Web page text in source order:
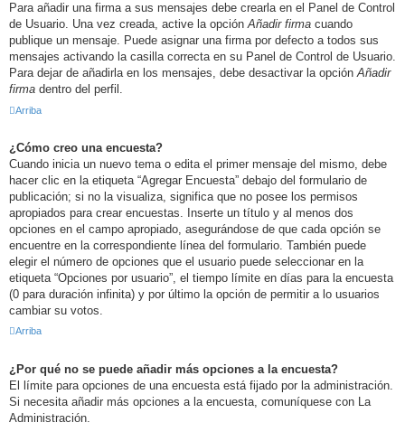
Para añadir una firma a sus mensajes debe crearla en el Panel de Control
de Usuario. Una vez creada, active la opciónAñadir firma cuando
publique un mensaje. Puede asignar una firma por defecto a todos sus
mensajes activando la casilla correcta en su Panel de Control de Usuario.
Para dejar de añadirla en los mensajes, debe desactivar la opciónAñadir
firma dentro del perfil.
Arriba
¿Cómo creo una encuesta?
Cuando inicia un nuevo tema o edita el primer mensaje del mismo, debe
hacer clic en la etiqueta “Agregar Encuesta” debajo del formulario de
publicación; si no la visualiza, significa que no posee los permisos
apropiados para crear encuestas. Inserte un título y al menos dos
opciones en el campo apropiado, asegurándose de que cada opción se
encuentre en la correspondiente línea del formulario. También puede
elegir el número de opciones que el usuario puede seleccionar en la
etiqueta “Opciones por usuario”, el tiempo límite en días para la encuesta
(0 para duración infinita) y por último la opción de permitir a lo usuarios
cambiar su votos.
Arriba
¿Por qué no se puede añadir más opciones a la encuesta?
El límite para opciones de una encuesta está fijado por la administración.
Si necesita añadir más opciones a la encuesta, comuníquese con La
Administración.